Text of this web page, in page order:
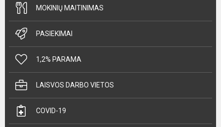
MOKINIŲ MAITINIMAS
PASIEKIMAI
1,2% PARAMA
LAISVOS DARBO VIETOS
COVID-19